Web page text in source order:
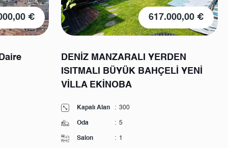
€ 617.000,00 €
DENİZ MANZARALI YERDEN
ISITMALI BÜYÜK BAHÇELİ YENİ
VİLLA EKİNOBA
Kapalı Alan : 300
Oda : 5
Salon : 1